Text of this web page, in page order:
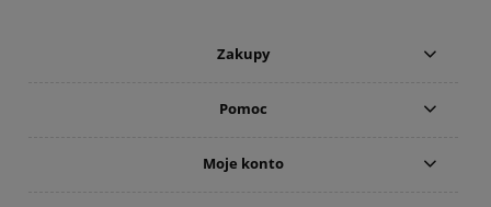
Zakupy
Pomoc
Moje konto